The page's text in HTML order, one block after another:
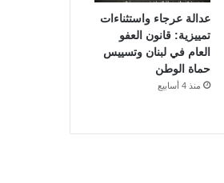
عدالة عرجاء واستثناءات
تمييزية: قانون العفو
العام في لبنان وتسييس
حماة الوطن
منذ 4 أسابيع